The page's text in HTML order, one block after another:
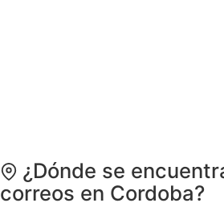
¿Dónde se
correos en Cordoba?